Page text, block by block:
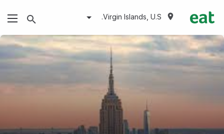
Virgin Islands, U.S.